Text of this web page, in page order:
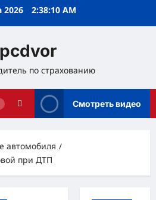
2026 2:38:11 AM
по страхованию
Смотреть видео
автомобиля
при ДТП